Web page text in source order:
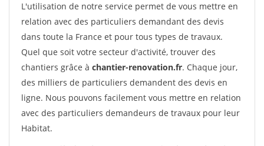
L'utilisation de notre service permet de vous mettre en
relation avec des particuliers demandant des devis
dans toute la France et pour tous types de travaux.
Quel que soit votre secteur d'activité, trouver des
chantiers grâce à chantier-renovation.fr. Chaque jour,
des milliers de particuliers demandent des devis en
ligne. Nous pouvons facilement vous mettre en relation
avec des particuliers demandeurs de travaux pour leur
Habitat.